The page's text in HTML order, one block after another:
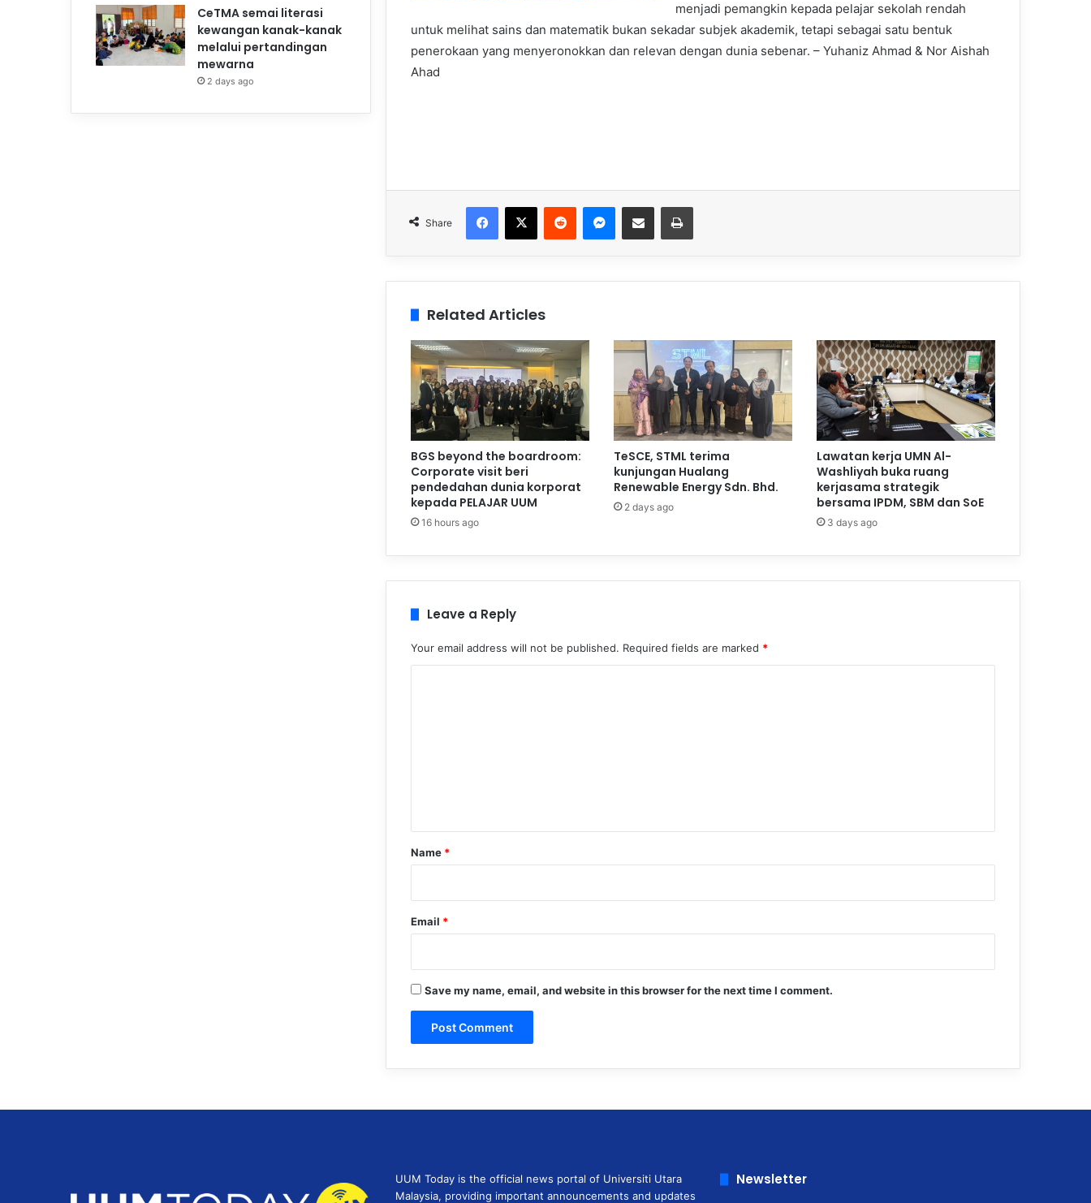
menjadi pemangkin kepada pelajar sekolah rendah
untuk melihat sains dan matematik bukan sekadar subjek akademik, tetapi sebagai satu bentuk
penerokaan yang menyeronokkan dan relevan dengan dunia sebenar. – Yuhaniz Ahmad & Nor Aishah
Ahad
Share
Related Articles
BGS beyond the boardroom:
Corporate visit beri
pendedahan dunia korporat
kepada PELAJAR UUM
16 hours ago
TeSCE, STML terima
kunjungan Hualang
Renewable Energy Sdn. Bhd.
2 days ago
Lawatan kerja UMN Al-
Washliyah buka ruang
kerjasama strategik
bersama IPDM, SBM dan SoE
3 days ago
Leave a Reply
Your email address will not be published. Required fields are marked *
*
Name *
Email *
Save my name, email, and website in this browser for the next time I comment.
CeTMA semai literasi
kewangan kanak-kanak
melalui pertandingan
mewarna
2 days ago
UUM Today is the official news portal of Universiti Utara
Malaysia, providing important announcements and updates
Newsletter